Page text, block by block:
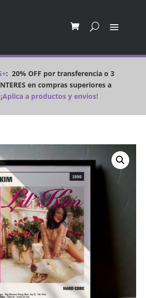
:20% OFF por transferencia o 3
en compras superiores a
a productos y envios!